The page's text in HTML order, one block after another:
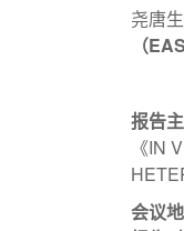
尧唐
（
报告主
《IN
会议地